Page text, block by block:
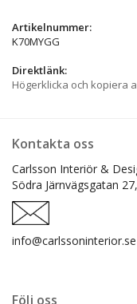
Artikelnummer:
K70MYGG
Direktlänk:
Högerklicka och kopiera
Kontakta oss
Carlsson Interiör &
Södra Järnvägsgatan 27,
info@carlssoninterior.se
Följ oss